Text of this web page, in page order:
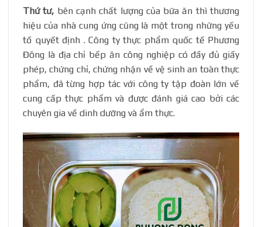
Thứ tư, bên cạnh chất lượng của bữa ăn thì thương
hiệu của nhà cung ứng cũng là một trong những yếu
tố quyết định . Công ty thực phẩm quốc tế Phương
Đông là địa chỉ bếp ăn công nghiệp có đầy đủ giấy
phép, chứng chỉ, chứng nhận về vệ sinh an toàn thực
phẩm, đã từng hợp tác với công ty tập đoàn lớn về
cung cấp thực phẩm và được đánh giá cao bởi các
chuyên gia về dinh dưỡng và ẩm thực.